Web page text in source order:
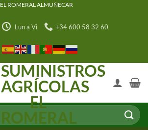
EL ROMERAL ALMUÑECAR
Lun a Vi +34 600 58 32 60
SUMINISTROS
AGRÍCOLAS
EL
ROMERAL